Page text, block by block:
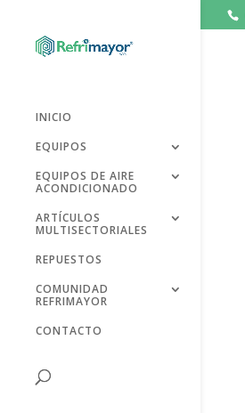
INICIO
EQUIPOS
EQUIPOS DE AIRE
ACONDICIONADO
ARTÍCULOS
MULTISECTORIALES
REPUESTOS
COMUNIDAD
REFRIMAYOR
CONTACTO